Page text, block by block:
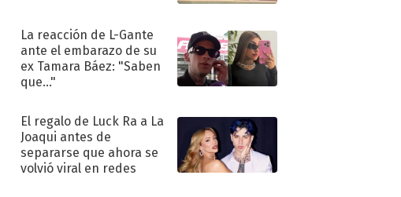
La reacción de L-Gante
ante el embarazo de su
ex Tamara Báez: "Saben
que..."
El regalo de Luck Ra a La
Joaqui antes de
separarse que ahora se
volvió viral en redes